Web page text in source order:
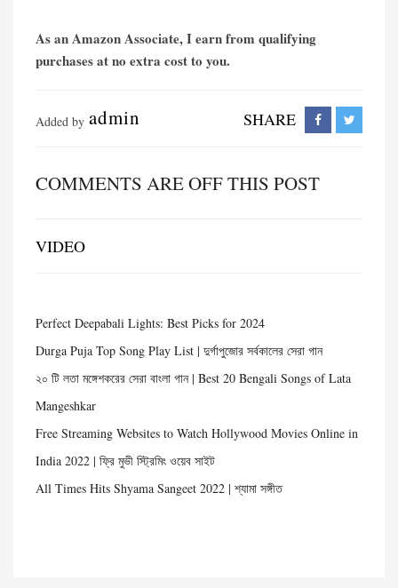
As an Amazon Associate, I earn from qualifying
purchases at no extra cost to you.
Added by admin SHARE
COMMENTS ARE OFF THIS POST
VIDEO
Perfect Deepabali Lights: Best Picks for 2024
Durga Puja Top Song Play List | দুর্গাপুজোর সর্বকালের সেরা গান
২০ টি লতা মঙ্গেশকরের সেরা বাংলা গান | Best 20 Bengali Songs of Lata
Mangeshkar
Free Streaming Websites to Watch Hollywood Movies Online in
India 2022 | ফ্রি মুভী স্ট্রিমিং ওয়েব সাইট
All Times Hits Shyama Sangeet 2022 | শ্যামা সঙ্গীত